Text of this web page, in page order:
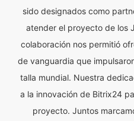
sido designados como
atender el proyecto de los
colaboración nos permitió
de vanguardia que
talla mundial. Nuestra
a la innovación de Bitrix24
proyecto. Juntos